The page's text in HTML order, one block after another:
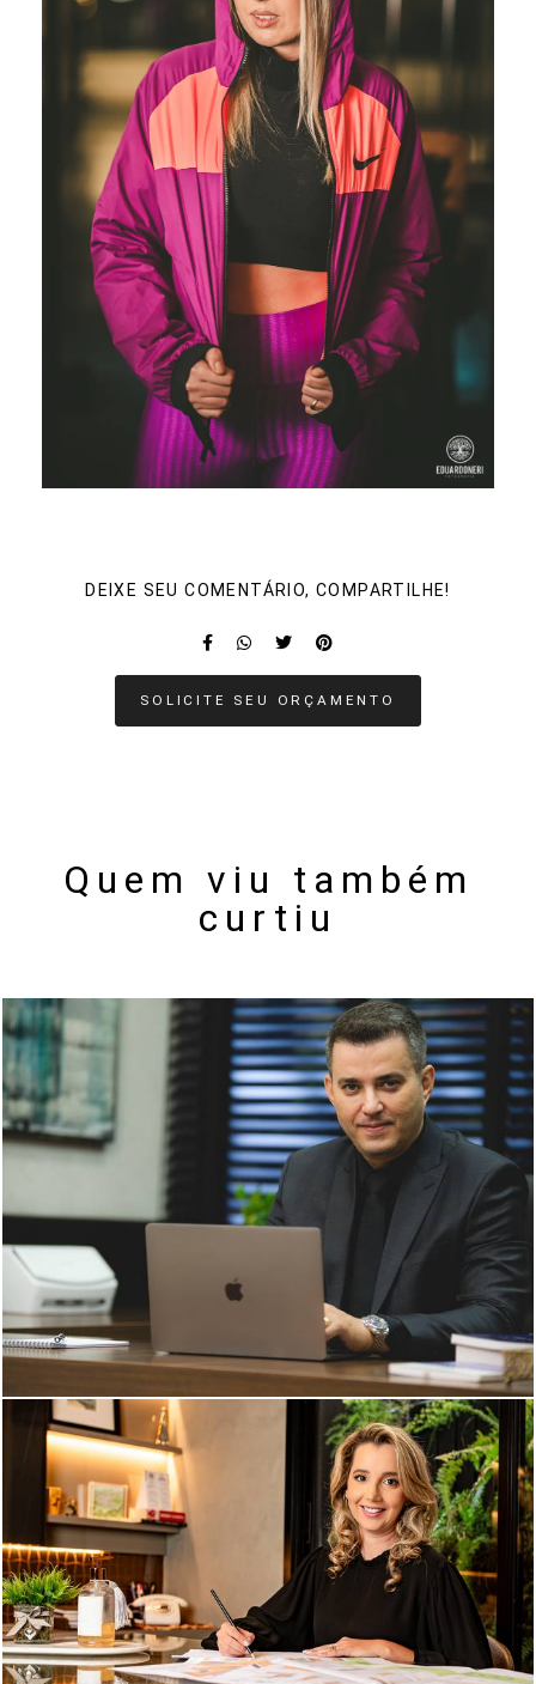
DEIXE SEU COMENTÁRIO, COMPARTILHE!
SOLICITE SEU ORÇAMENTO
Quem viu também
curtiu
697 0